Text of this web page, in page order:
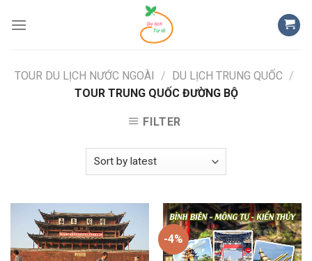
TOUR DU LỊCH NƯỚC NGOÀI / DU LỊCH TRUNG QUỐC /
TOUR TRUNG QUỐC ĐƯỜNG BỘ
FILTER
-4%